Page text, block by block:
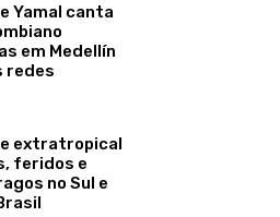
Yamal canta
em Medellín
redes
extratropical
feridos e
no Sul e